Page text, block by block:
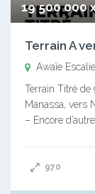
19 500 000
Terrain A
Awaïe
Terrain Titré de
Manassa, vers
– Encore
970